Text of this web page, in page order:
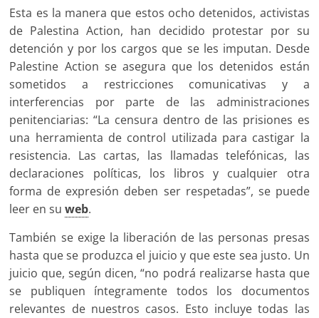
Esta es la manera que estos ocho detenidos, activistas
de Palestina Action, han decidido protestar por su
detención y por los cargos que se les imputan. Desde
Palestine Action se asegura que los detenidos están
sometidos a restricciones comunicativas y a
interferencias por parte de las administraciones
penitenciarias: “La censura dentro de las prisiones es
una herramienta de control utilizada para castigar la
resistencia. Las cartas, las llamadas telefónicas, las
declaraciones políticas, los libros y cualquier otra
forma de expresión deben ser respetadas”, se puede
leer en suweb.
También se exige la liberación de las personas presas
hasta que se produzca el juicio y que este sea justo. Un
juicio que, según dicen, “no podrá realizarse hasta que
se publiquen íntegramente todos los documentos
relevantes de nuestros casos. Esto incluye todas las